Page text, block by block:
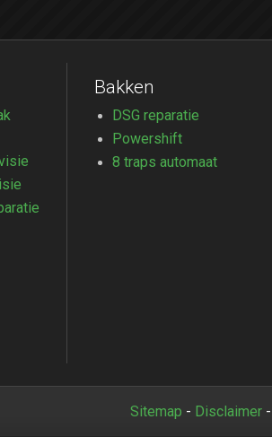
Bakken
DSG reparatie
Powershift
8 traps automaat
Sitemap - Disclaimer -